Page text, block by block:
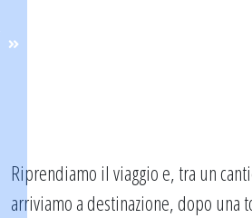
Riprendiamo il viaggio e, tra un
arriviamo a destinazione, dopo una